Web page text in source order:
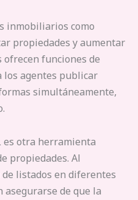
inmobiliarios como
propiedades y aumentar
ofrecen funciones de
agentes publicar
simultáneamente,
es otra herramienta
propiedades. Al
listados en diferentes
asegurarse de que la